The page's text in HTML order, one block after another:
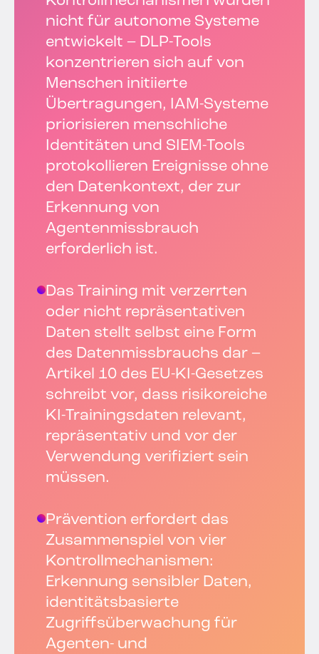
nicht für autonome Systeme
entwickelt – DLP-Tools
konzentrieren sich auf von
Menschen initiierte
Übertragungen, IAM-Systeme
priorisieren menschliche
Identitäten und SIEM-Tools
protokollieren Ereignisse ohne
den Datenkontext, der zur
Erkennung von
Agentenmissbrauch
erforderlich ist.
Das Training mit verzerrten
oder nicht repräsentativen
Daten stellt selbst eine Form
des Datenmissbrauchs dar –
Artikel 10 des EU-KI-Gesetzes
schreibt vor, dass risikoreiche
KI-Trainingsdaten relevant,
repräsentativ und vor der
Verwendung verifiziert sein
müssen.
Prävention erfordert das
Zusammenspiel von vier
Kontrollmechanismen:
Erkennung sensibler Daten,
identitätsbasierte
Zugriffsüberwachung für
Agenten- und